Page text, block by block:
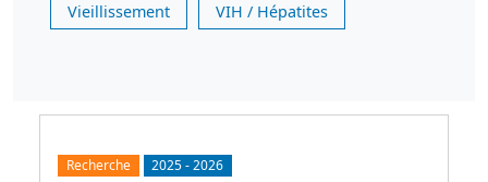
Vieillissement VIH / Hépatites
Recherche 2025-2026